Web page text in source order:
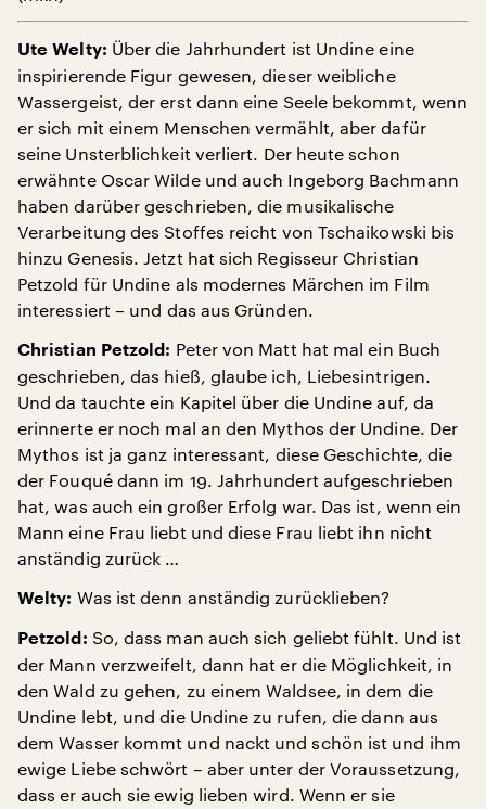
Ute Welty: Über die Jahrhundert ist Undine eine
inspirierende Figur gewesen, dieser weibliche
Wassergeist, der erst dann eine Seele bekommt, wenn
er sich mit einem Menschen vermählt, aber dafür
seine Unsterblichkeit verliert. Der heute schon
erwähnte Oscar Wilde und auch Ingeborg Bachmann
haben darüber geschrieben, die musikalische
Verarbeitung des Stoffes reicht von Tschaikowski bis
hinzu Genesis. Jetzt hat sich Regisseur Christian
Petzold für Undine als modernes Märchen im Film
interessiert – und das aus Gründen.
Christian Petzold: Peter von Matt hat mal ein Buch
geschrieben, das hieß, glaube ich, Liebesintrigen.
Und da tauchte ein Kapitel über die Undine auf, da
erinnerte er noch mal an den Mythos der Undine. Der
Mythos ist ja ganz interessant, diese Geschichte, die
der Fouqué dann im 19. Jahrhundert aufgeschrieben
hat, was auch ein großer Erfolg war. Das ist, wenn ein
Mann eine Frau liebt und diese Frau liebt ihn nicht
anständig zurück …
Welty: Was ist denn anständig zurücklieben?
Petzold: So, dass man auch sich geliebt fühlt. Und ist
der Mann verzweifelt, dann hat er die Möglichkeit, in
den Wald zu gehen, zu einem Waldsee, in dem die
Undine lebt, und die Undine zu rufen, die dann aus
dem Wasser kommt und nackt und schön ist und ihm
ewige Liebe schwört – aber unter der Voraussetzung,
dass er auch sie ewig lieben wird. Wenn er sie